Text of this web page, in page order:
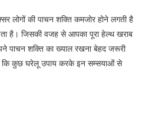
लोगों की पाचन शक्ति कमजोर होने लगती है
है। जिसकी वजह से आपका पूरा हेल्थ खराब
पाचन शक्ति का ख्याल रखना बेहद जरूरी
कि कुछ घरेलू उपाय करके इन सम्सयाओं से